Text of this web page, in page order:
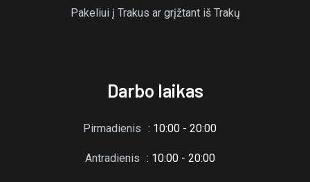
Pakeliui į Trakus ar grįžtant iš Trakų
Darbo laikas
Pirmadienis : 10:00 - 20:00
Antradienis : 10:00 - 20:00